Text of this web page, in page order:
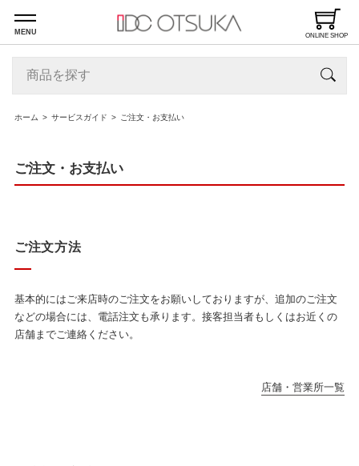
MENU ONLINE SHOP
ホーム サービスガイド ご注文・お支払い
ご注文・お支払い
ご注文方法
基本的にはご来店時のご注文をお願いしておりますが、追加のご注文
などの場合には、電話注文も承ります。接客担当者もしくはお近くの
店舗までご連絡ください。
店舗・営業所一覧